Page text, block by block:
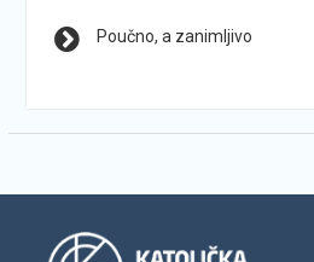
Poučno, a zanimljivo